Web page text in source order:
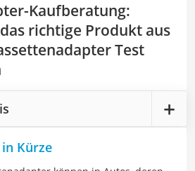
Kaufberatung:
richtige Produkt aus
Test
Kürze